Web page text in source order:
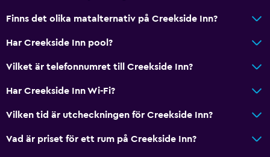
Finns det olika matalternativ på Creekside Inn?
Har Creekside Inn pool?
Vilket är telefonnumret till Creekside Inn?
Har Creekside Inn Wi-Fi?
Vilken tid är utcheckningen för Creekside Inn?
Vad är priset för ett rum på Creekside Inn?